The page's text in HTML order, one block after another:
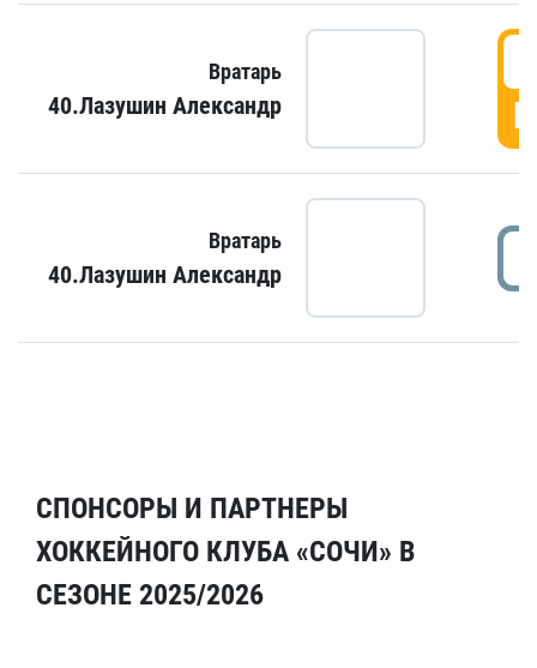
Вратарь
40.Лазушин Александр
Вратарь
40.Лазушин Александр
СПОНСОРЫ И ПАРТНЕРЫ
ХОККЕЙНОГО КЛУБА «СОЧИ» В
СЕЗОНЕ 2025/2026